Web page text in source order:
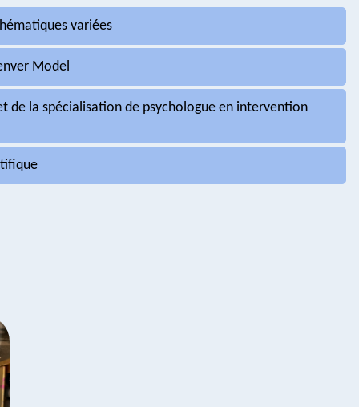
variées
Model
de la spécialisation de psychologue en intervention